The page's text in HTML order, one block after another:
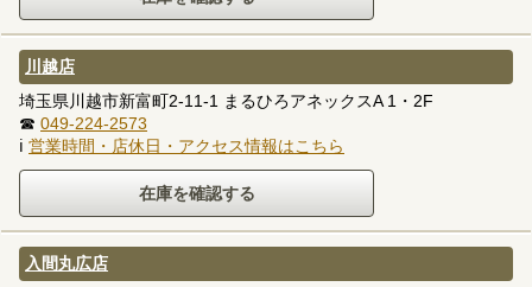
川越店
埼玉県川越市新富町2-11-1 まるひろアネックスA 1・2F
☎ 049-224-2573
ℹ 営業時間・店休日・アクセス情報はこちら
入間丸広店